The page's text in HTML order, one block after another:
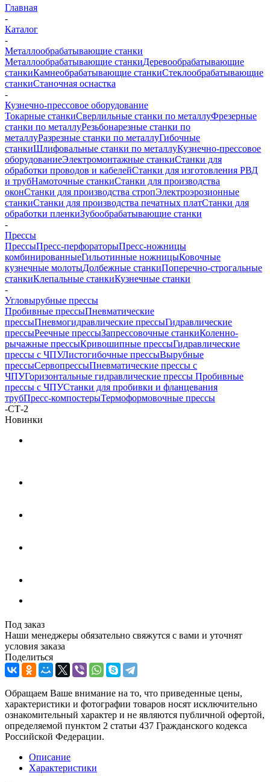
Главная
-
Каталог
-
Металлообрабатывающие станки
Металлообрабатывающие станкиДеревообрабатывающие
станкиКамнеобрабатывающие станкиСтеклообрабатывающие
станкиСтаночная оснастка
-
Кузнечно-прессовое оборудование
Токарные станкиСверлильные станки по металлуФрезерные
станки по металлуРезьбонарезные станки по
металлуРазрезные станки по металлуГибочные
станкиШлифовальные станки по металлуКузнечно-прессовое
оборудованиеЭлектромонтажные станкиСтанки для
обработки проводов и кабелейСтанки для изготовления РВД
и трубНамоточные станкиСтанки для производства
оконСтанки для производства стропЭлектроэрозионные
станкиСтанки для производства печатных платСтанки для
обработки пленкиЗубообрабатывающие станки
-
Прессы
ПрессыПресс-перфораторыПресс-ножницы
комбинированныеГильотинные ножницыКовочные
кузнечные молотыДолбежные станкиПоперечно-строгальные
станкиКлепальные станкиКузнечные станки
-
Угловырубные прессы
Пробивные прессыПневматические
прессыПневмогидравлические прессыГидравлические
прессыРеечные прессыЗапрессовочные станкиКоленно-
рычажные прессыКривошипные прессыГидравлические
прессы с ЧПУЛистогибочные прессыВырубные
прессыCервопрессыПневматические прессы с
ЧПУГоризонтальные гидравлические прессы Пробивные
прессы с ЧПУСтанки для пробивки и фланцевания
трубПресс-компостерыТермоформовочные прессы
-CТ-2
Новинки
Под заказ
Наши менеджеры обязательно свяжутся с вами и уточнят
условия заказа
Поделиться
Обращаем Ваше внимание на то, что приведенные цены,
характеристики и фотографии товаров носят исключительно
ознакомительный характер и не являются публичной офертой,
определяемой пунктом 2 статьи 437 Гражданского кодекса
Российской Федерации.
Описание
Характеристики